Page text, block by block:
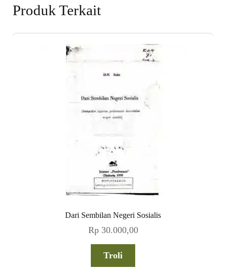
Produk Terkait
Dari Sembilan Negeri Sosialis
Rp30.000,00
Troli